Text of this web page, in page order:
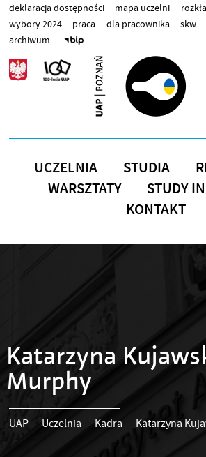
Przejdź do treści
deklaracja dostępności mapa uczelni
wybory 2024
praca dla pracownika skw
archiwum
UCZELNIA STUDIA
WARSZTATY
STUDY
KONTAKT
Katarzyna
Murphy
UAP— Uczelnia — Kadra — Katarzyna